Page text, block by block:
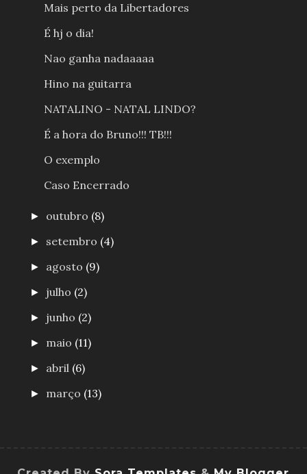
Mais perto da Libertadores
É hj o dia!
Nao ganha nadaaaaa
Hino na guitarra
NATALINO - NATAL LINDO?
É a hora do Bruno!!! TB!!!
O exemplo
Caso Encerrado
► outubro (8)
► setembro (4)
► agosto (9)
► julho (2)
► junho (2)
► maio (11)
► abril (6)
► março (13)